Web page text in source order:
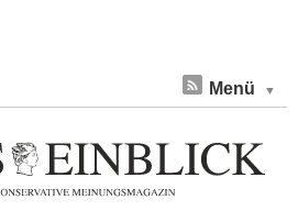
Menü